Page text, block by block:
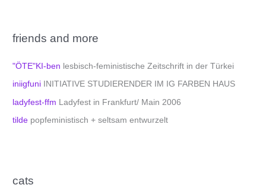
friends and more
"ÖTE"KI-ben lesbisch-feministische Zeitschrift in der Türkei
iniigfuni INITIATIVE STUDIERENDER IM IG FARBEN HAUS
ladyfest-ffm Ladyfest in Frankfurt/ Main 2006
tilde popfeministisch + seltsam entwurzelt
cats